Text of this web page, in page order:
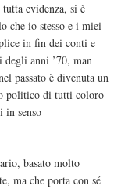
evidenza, si è
che io stesso e i miei
in fin dei conti e
anni ’70, man
passato è divenuta un
politico di tutti coloro
in senso
basato molto
ma che porta con sé